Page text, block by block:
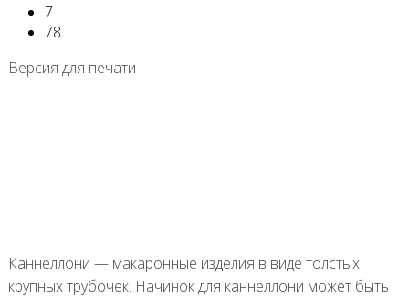
7
78
Версия для печати
Каннеллони — макаронные изделия в виде толстых
крупных трубочек. Начинок для каннеллони может быть